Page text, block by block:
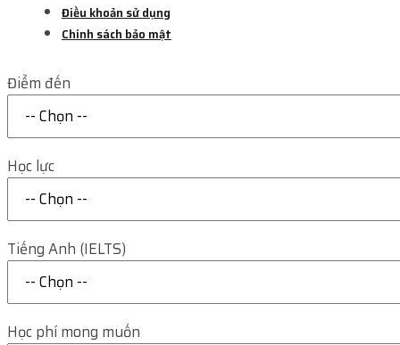
Điều khoản sử dụng
Chính sách bảo mật
Điểm đến
Học lực
Tiếng Anh (IELTS)
Học phí mong muốn